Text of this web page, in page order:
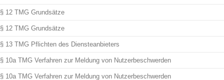
§ 12 TMG Grundsätze
§ 12 TMG Grundsätze
§ 13 TMG Pflichten des Diensteanbieters
§ 10a TMG Verfahren zur Meldung von Nutzerbeschwerden
§ 10a TMG Verfahren zur Meldung von Nutzerbeschwerden